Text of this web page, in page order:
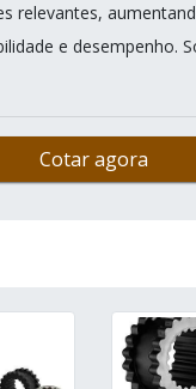
relevantes,
e desempenho.
Cotar agora